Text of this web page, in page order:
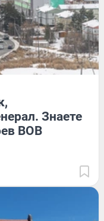
Знаете
ВОВ